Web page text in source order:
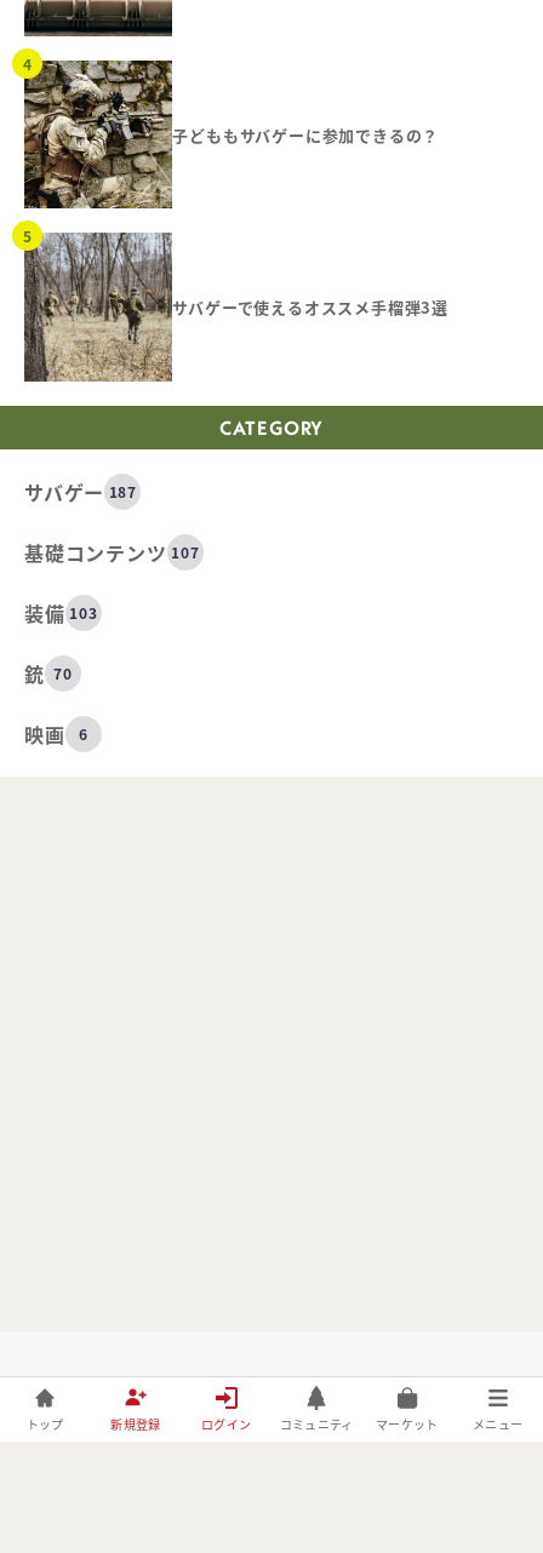
子どももサバゲーに参加できるの？
サバゲーで使えるオススメ手榴弾3選
CATEGORY
サバゲー 187
基礎コンテンツ 107
装備 103
銃 70
映画 6
トップ 新規登録 ログイン コミュニティ マーケット メニュー